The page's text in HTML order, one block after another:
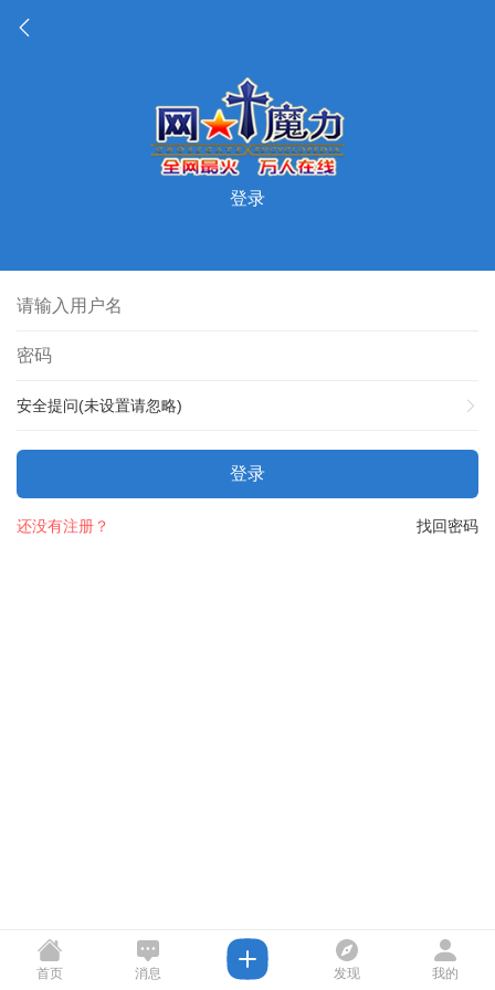
登录
安全提问(未设置请忽略)
登录
找回密码
还没有注册？
首页 消息 发现 我的